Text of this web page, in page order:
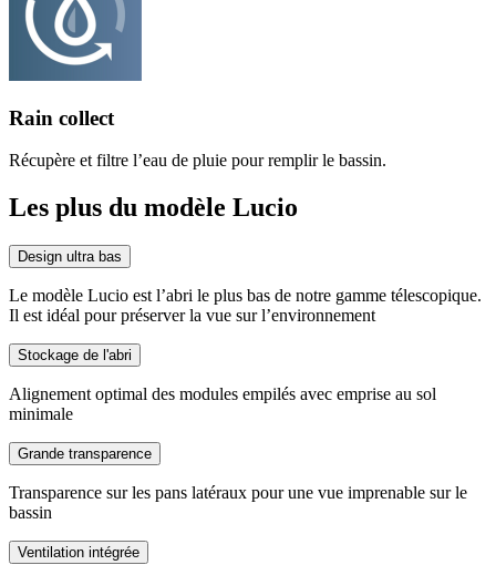
Rain collect
Récupère et filtre l’eau de pluie pour remplir le bassin.
Les plus du modèle Lucio
Design ultra bas
Le modèle Lucio est l’abri le plus bas de notre gamme télescopique.
Il est idéal pour préserver la vue sur l’environnement
Stockage de l'abri
Alignement optimal des modules empilés avec emprise au sol
minimale
Grande transparence
Transparence sur les pans latéraux pour une vue imprenable sur le
bassin
Ventilation intégrée